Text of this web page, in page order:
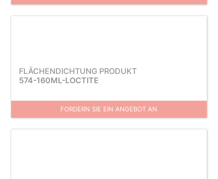
FLÄCHENDICHTUNG PRODUKT
574-160ML-LOCTITE
FORDERN SIE EIN ANGEBOT AN